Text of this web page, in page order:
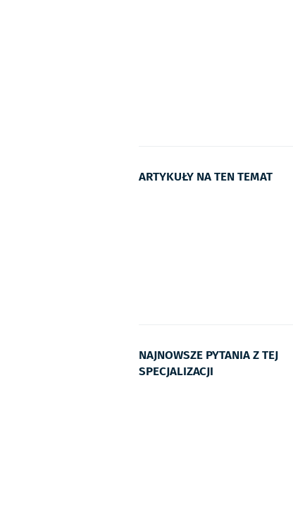
ARTYKUŁY NA TEN TEMAT
NAJNOWSZE PYTANIA Z TEJ
SPECJALIZACJI